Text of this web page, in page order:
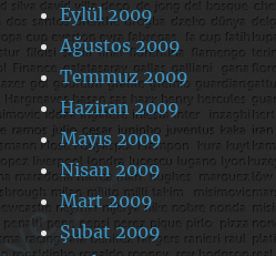
Eylül 2009
Ağustos 2009
Temmuz 2009
Haziran 2009
Mayıs 2009
Nisan 2009
Mart 2009
Şubat 2009